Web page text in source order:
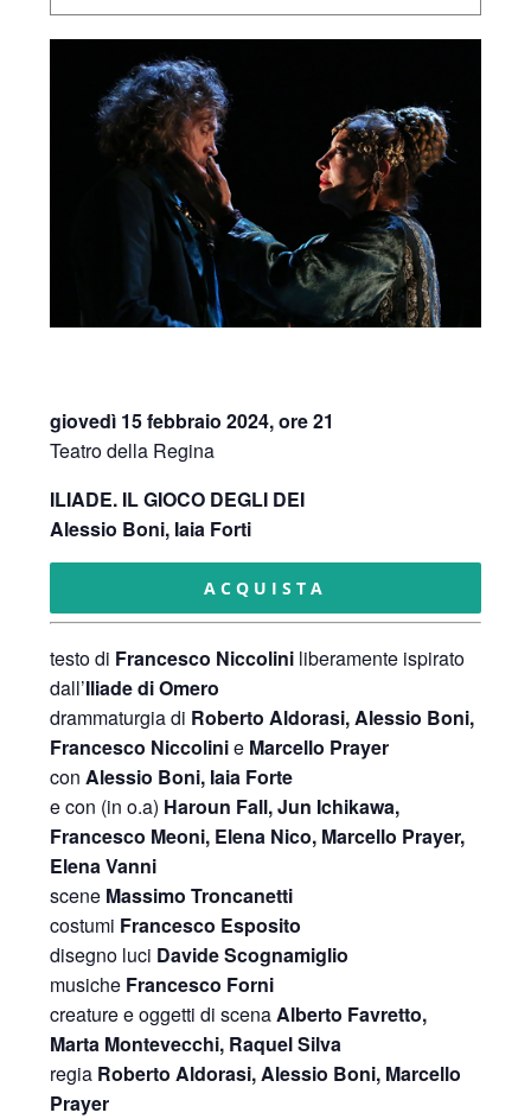
giovedì 15 febbraio 2024, ore 21
Teatro della Regina
ILIADE. IL GIOCO DEGLI DEI
Alessio Boni, Iaia Forti
ACQUISTA
testo di Francesco Niccolini liberamente ispirato
dall’Iliade di Omero
drammaturgia di Roberto Aldorasi, Alessio Boni,
Francesco Niccolinie Marcello Prayer
conAlessio Boni, Iaia Forte
e con (in o.a) Haroun Fall, Jun Ichikawa,
Francesco Meoni, Elena Nico, Marcello Prayer,
Elena Vanni
scene Massimo Troncanetti
costumi Francesco Esposito
disegno luci Davide Scognamiglio
musiche Francesco Forni
creature e oggetti di scenaAlberto Favretto,
Marta Montevecchi, Raquel Silva
regia Roberto Aldorasi, Alessio Boni, Marcello
Prayer